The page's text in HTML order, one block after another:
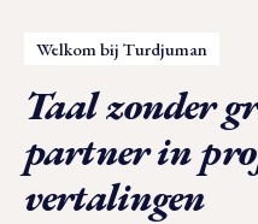
NL
Welkom bij Turdjuman
Taal zonder
partner in
vertalingen